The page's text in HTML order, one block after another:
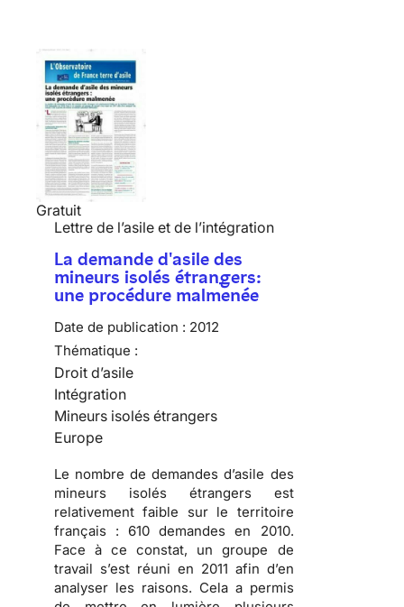
Gratuit
Lettre de l’asile et de l’intégration
La demande d'asile des
mineurs isolés étrangers:
une procédure malmenée
Date de publication : 2012
Thématique :
Droit d’asile
Intégration
Mineurs isolés étrangers
Europe
Le nombre de demandes d’asile des
mineurs isolés étrangers est
relativement faible sur le territoire
français : 610 demandes en 2010.
Face à ce constat, un groupe de
travail s’est réuni en 2011 afin d’en
analyser les raisons. Cela a permis